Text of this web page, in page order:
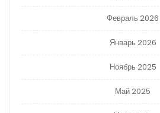
Февраль 2026
Январь 2026
Ноябрь 2025
Май 2025